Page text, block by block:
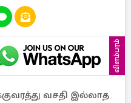
விளம்பரம்
வசதி இல்லாத